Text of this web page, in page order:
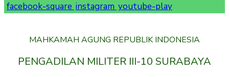
facebook-square instagram youtube-play
MAHKAMAH AGUNG REPUBLIK INDONESIA
PENGADILAN MILITER III-10 SURABAYA